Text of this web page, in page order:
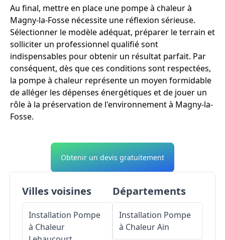
Au final, mettre en place une pompe à chaleur à
Magny-la-Fosse nécessite une réflexion sérieuse.
Sélectionner le modèle adéquat, préparer le terrain et
solliciter un professionnel qualifié sont
indispensables pour obtenir un résultat parfait. Par
conséquent, dès que ces conditions sont respectées,
la pompe à chaleur représente un moyen formidable
de alléger les dépenses énergétiques et de jouer un
rôle à la préservation de l'environnement à Magny-la-
Fosse.
Obtenir un devis gratuitement
Villes voisines
Installation Pompe
à Chaleur
Départements
Installation Pompe
à ChaleurAin